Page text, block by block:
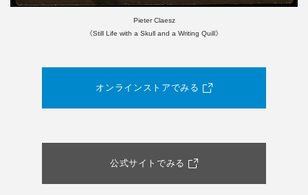
Pieter Claesz
《Still Life with a Skull and a Writing Quill》
オンラインストアでみる
公式サイトでみる